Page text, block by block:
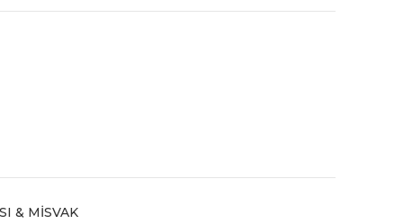
& MİSVAK